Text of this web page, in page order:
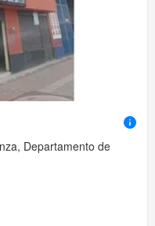
Departamento de